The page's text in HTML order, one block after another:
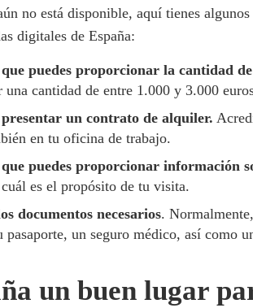
no está disponible, aquí tienes
digitales de España:
puedes proporcionar la cantidad
una cantidad de entre 1.000 y 3.000
un contrato de alquiler.
en tu oficina de trabajo.
puedes proporcionar información
es el propósito de tu visita.
documentos necesarios.
un seguro médico, así como
un buen lugar